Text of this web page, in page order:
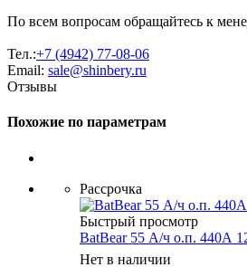
По всем вопросам обращайтесь к
Тел.:+7 (4942) 77-08-06
Email: sale@shinbery.ru
Отзывы
Похожие по параметрам
Рассрочка
Быстрый просмотр
BatBear 55 А/ч о.п. 440А
Нет в наличии